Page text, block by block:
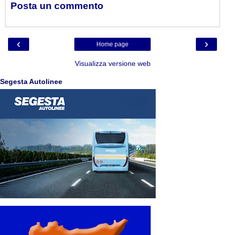
Posta un commento
‹ ›
Home page
Visualizza versione web
Segesta Autolinee